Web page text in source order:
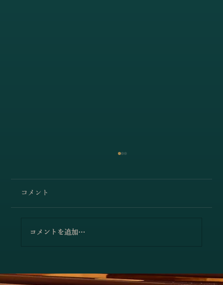
コメント
コメントを追加…